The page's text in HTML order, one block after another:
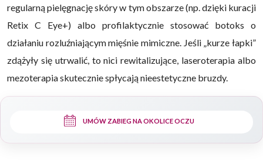
regularną pielęgnację skóry w tym obszarze (np. dzięki kuracji
Retix C Eye+) albo profilaktycznie stosować botoks o
działaniu rozluźniającym mięśnie mimiczne. Jeśli „kurze łapki”
zdążyły się utrwalić, to nici rewitalizujące, laseroterapia albo
mezoterapia skutecznie spłycają nieestetyczne bruzdy.
UMÓW ZABIEG NA OKOLICE OCZU